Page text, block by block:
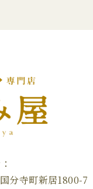
分寺町新居1800-7